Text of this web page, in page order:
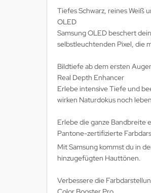
Tiefes Schwarz, reines Weiß
OLED
Samsung OLED beschert
selbstleuchtenden Pixel, die
Bildtiefe ab dem ersten
Real Depth Enhancer
Erlebe intensive Tiefe und
wirken Naturdokus noch
Erlebe die ganze Bandbreite
Pantone-zertifizierte
Mit Samsung kommst du in
hinzugefügten Hauttönen.
Verbessere die